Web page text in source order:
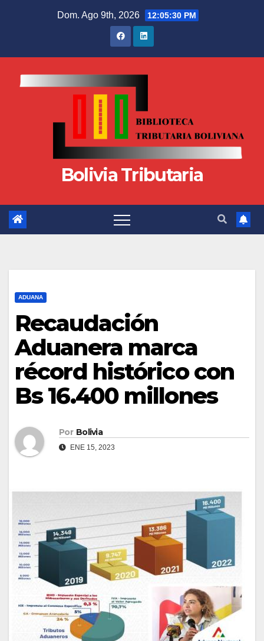
Dom. Ago 9th, 2026 12:05:31 PM
Bolivia Tributaria
ADUANA
Recaudación
Aduanera marca
récord histórico con
Bs 16.400 millones
Por Bolivia
ENE 15, 2023